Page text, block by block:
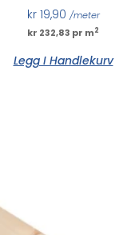
kr19,90 /meter
kr 232,83 pr m2
Legg I Handlekurv